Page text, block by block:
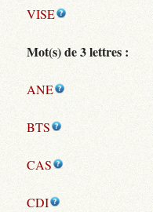
VISE
Mot(s) de 3 lettres :
ANE
BTS
CAS
CDI